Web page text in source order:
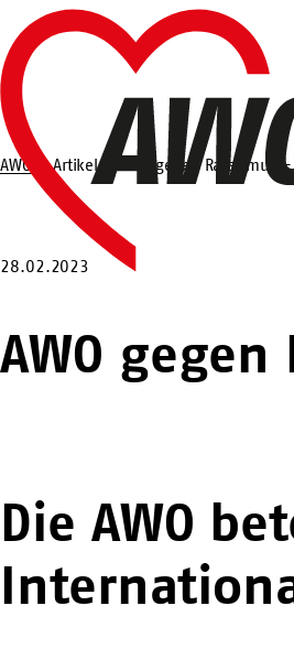
Zum
Hauptinhalt
springen
Startseite
Suche
AWO Artikel AWO gegen
28.02.2023
AWO
Die AWO